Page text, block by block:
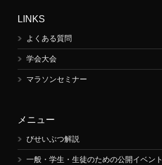
LINKS
よくある質問
学会大会
マラソンセミナー
メニュー
びせいぶつ解説
一般・学生・生徒のための公開イベント